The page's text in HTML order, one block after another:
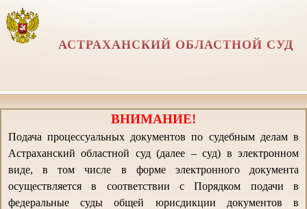
АСТРАХАНСКИЙ ОБЛАСТНОЙ СУД
ВНИМАНИЕ!
Подача процессуальных документов по судебным делам в
Астраханский областной суд (далее – суд) в электронном
виде, в том числе в форме электронного документа
осуществляется в соответствии с Порядком подачи в
федеральные суды общей юрисдикции документов в